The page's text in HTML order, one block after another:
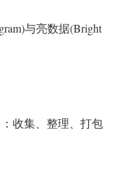
与亮数据(Bright
收集、整理、打包